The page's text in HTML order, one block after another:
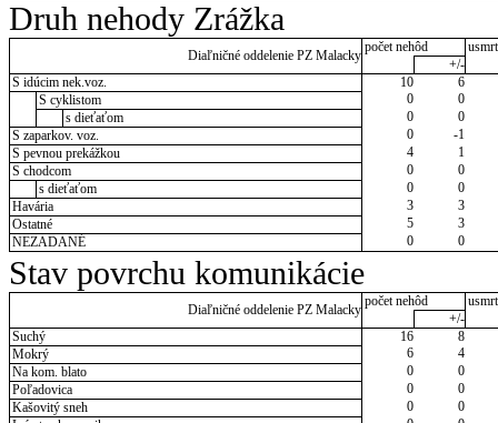
Druh nehody Zrážka
Diaľničné oddelenie PZ Malacky
počet nehôd
+/-
S idúcim nek.voz.
10
6
S cyklistom
0
0
s dieťaťom
0
0
S zaparkov. voz.
0
-1
S pevnou prekážkou
4
1
S chodcom
0
0
s dieťaťom
0
0
Havária
3
3
Ostatné
5
3
NEZADANÉ
0 0
Stav povrchu komunikácie
Diaľničné oddelenie PZ Malacky
počet nehôd
+/-
Suchý
16
8
Mokrý
6
4
Na kom. blato
0
0
Poľadovica
0
0
Kašovitý sneh
0
0